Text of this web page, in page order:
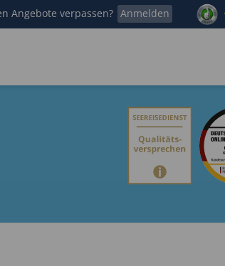
Angebote verpassen? Anmelden